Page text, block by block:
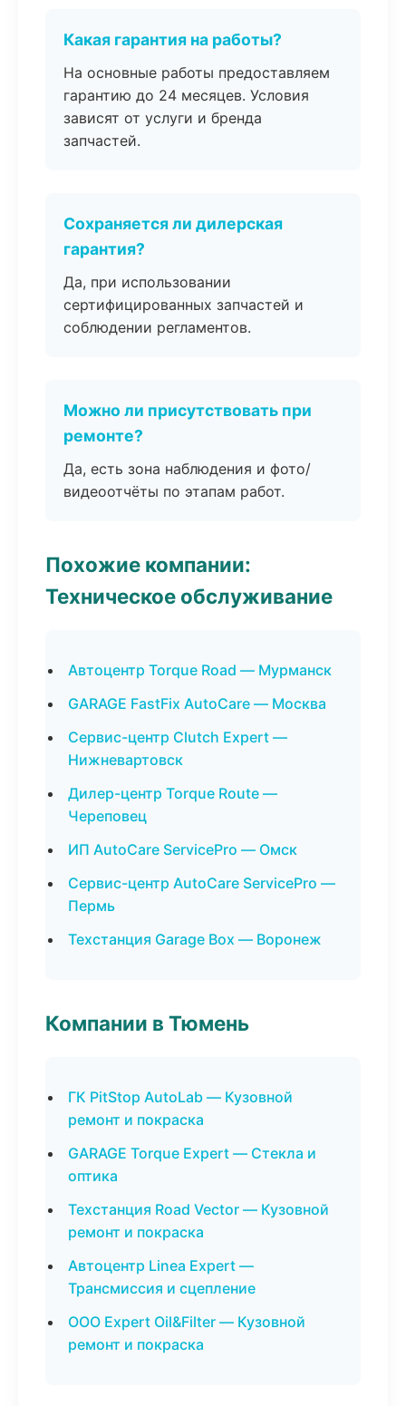
Какая гарантия на работы?
На основные работы предоставляем
гарантию до 24 месяцев. Условия
зависят от услуги и бренда
запчастей.
Сохраняется ли дилерская
гарантия?
Да, при использовании
сертифицированных запчастей и
соблюдении регламентов.
Можно ли присутствовать при
ремонте?
Да, есть зона наблюдения и фото/
видеоотчёты по этапам работ.
Похожие компании:
Техническое обслуживание
Автоцентр Torque Road — Мурманск
GARAGE FastFix AutoCare — Москва
Сервис-центр Clutch Expert —
Нижневартовск
Дилер-центр Torque Route —
Череповец
ИП AutoCare ServicePro — Омск
Сервис-центр AutoCare ServicePro —
Пермь
Техстанция Garage Box — Воронеж
Компании в Тюмень
ГК PitStop AutoLab — Кузовной
ремонт и покраска
GARAGE Torque Expert — Стекла и
оптика
Техстанция Road Vector — Кузовной
ремонт и покраска
Автоцентр Linea Expert —
Трансмиссия и сцепление
ООО Expert Oil&Filter — Кузовной
ремонт и покраска